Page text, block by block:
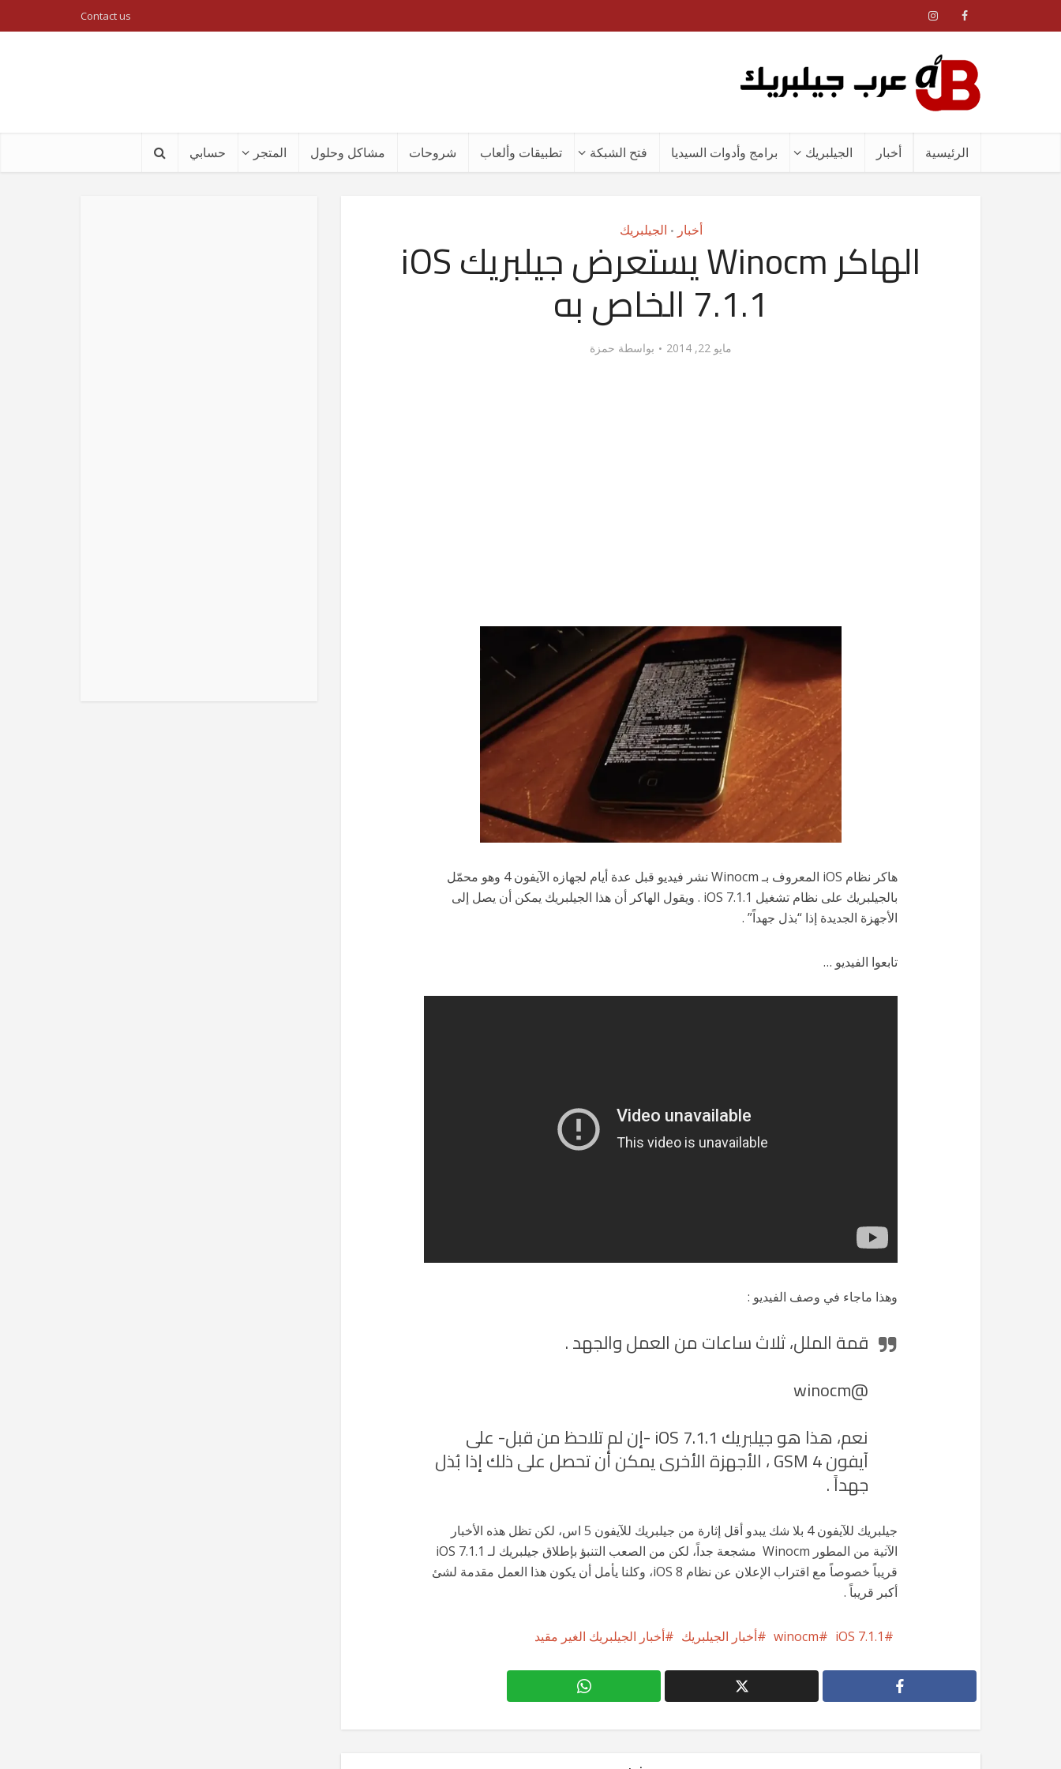
Contact us
الرئيسية أخبار الجيلبريك برامج وأدوات السيديا فتح الشبكة تطبيقات وألعاب شروحات مشاكل وحلول المتجر حسابي
أخبار • الجيلبريك الهاكر Winocm يستعرض جيلبريك iOS
7.1.1 الخاص به
مايو 22, 2014 بواسطة حمزة
هاكر نظام iOS المعروف بـ Winocm نشر فيديو قبل عدة أيام لجهازه الآيفون 4 وهو محمّل
بالجيلبريك على نظام تشغيل iOS 7.1.1 . ويقول الهاكر أن هذا الجيلبريك يمكن أن يصل إلى
الأجهزة الجديدة إذا “بذل جهداً” .
تابعوا الفيديو …
وهذا ماجاء في وصف الفيديو :
قمة الملل، ثلاث ساعات من العمل والجهد .
@winocm
نعم، هذا هو جيلبريك iOS 7.1.1 -إن لم تلاحظ من قبل- على
آيفون 4 GSM ، الأجهزة الأخرى يمكن أن تحصل على ذلك إذا بُذل
جهداً .
جيلبريك للآيفون 4 بلا شك يبدو أقل إثارة من جيلبريك للآيفون 5 اس، لكن تظل هذه الأخبار
الآتية من المطور Winocm مشجعة جداً، لكن من الصعب التنبؤ بإطلاق جيلبريك لـ iOS 7.1.1
قريباً خصوصاً مع اقتراب الإعلان عن نظام iOS 8، وكلنا يأمل أن يكون هذا العمل مقدمة لشئ
أكبر قريباً .
iOS 7.1.1
winocm أخبار الجيلبريك أخبار الجيلبريك الغير مقيد